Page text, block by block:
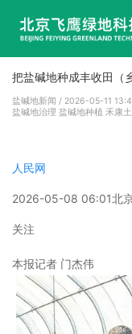
把盐碱地种成丰收田（
盐碱地新闻 / 2026-05-11
盐碱地治理 盐碱地种植 禾康
人民网
2026-05-08 06:01北
关注
本报记者 门杰伟